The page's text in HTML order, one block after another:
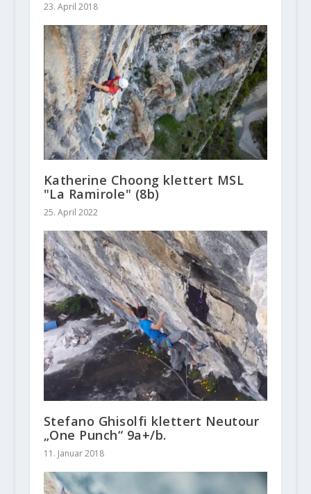
23. April 2018
Katherine Choong klettert MSL
"La Ramirole" (8b)
25. April 2022
Stefano Ghisolfi klettert Neutour
„One Punch“ 9a+/b.
11. Januar 2018